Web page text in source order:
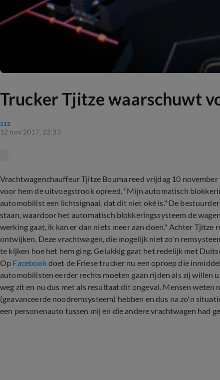
Trucker Tjitze waarschuwt
112
12 nov 2017, 22:33
Vrachtwagenchauffeur Tjitze Bouma reed vrijdag 10
voor hem de uitvoegstrook opreed. "Mijn automatisch
automobilist een lichtsignaal, dat dit niet oké is." De
staan, waardoor het automatisch blokkeringssysteem de
werking gaat, ik kan er dan niets meer aan doen." Achter Tjitze
ontwijken. Deze vrachtwagen, die mogelijk niet zo'n
te kijken hoe het hem ging. Gelukkig gaat het redelijk met
Op Facebookdoet de Friese trucker nu een oproep die
automobilisten eerder rechts moeten gaan rijden als zij willen
weg zit en nu dus met als resultaat dit ongeval. Mensen weten
(geavanceerde noodremsysteem) hebben en dus na zo'n
een personenauto tussen mij en die andere vrachtwagen had